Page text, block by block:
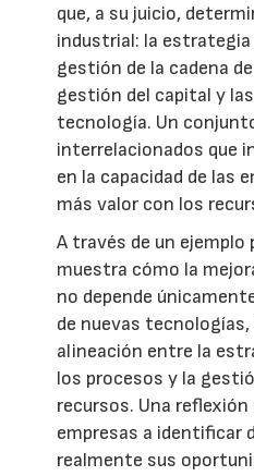
que, a su juicio,
industrial: la estrategia
gestión de la cadena
gestión del capital y
tecnología. Un
interrelacionados que
en la capacidad de las
más valor con los
A través de un
muestra cómo la
no depende
de nuevas
alineación entre la
los procesos y la
recursos. Una
empresas a identificar
realmente sus